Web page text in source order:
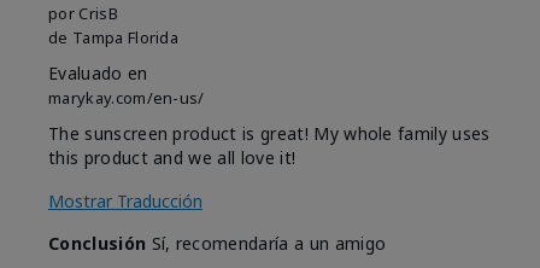
por CrisB
de Tampa Florida
Evaluado en
marykay.com/en-us/
The sunscreen product is great! My whole family uses
this product and we all love it!
Mostrar Traducción
Conclusión Sí, recomendaría a un amigo